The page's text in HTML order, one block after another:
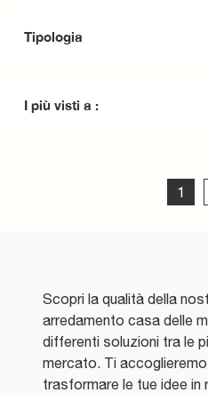
Tipologia
I più visti a :
1
Scopri la qualità della
arredamento casa delle
differenti soluzioni tra le
mercato. Ti
trasformare le tue idee in